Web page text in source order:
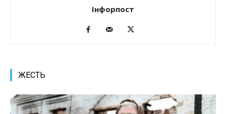
Інфорпост
ЖЕСТЬ